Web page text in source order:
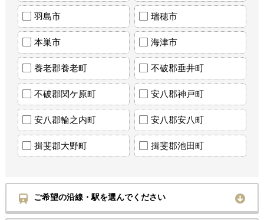
羽島市 瑞穂市
本巣市 海津市
養老郡養老町 不破郡垂井町
不破郡関ケ原町 安八郡神戸町
安八郡輪之内町 安八郡安八町
揖斐郡大野町 揖斐郡池田町
ご希望の沿線・駅を選んでください